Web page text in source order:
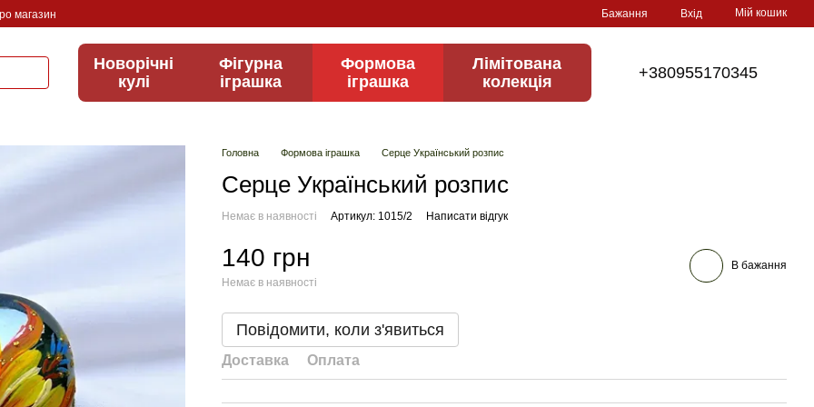
магазин Бажання Вхід Мій кошик
Новорічні
кулі
Фігурна
іграшка
Формова
іграшка
Лімітована
колекція
+380955170345
Головна Формова іграшка Серце Український розпис
Серце Український розпис
Немає в наявності Артикул: 1015/2 Написати відгук
140 грн
Немає в наявності
В бажання
Повідомити, коли з'явиться
Доставка Оплата